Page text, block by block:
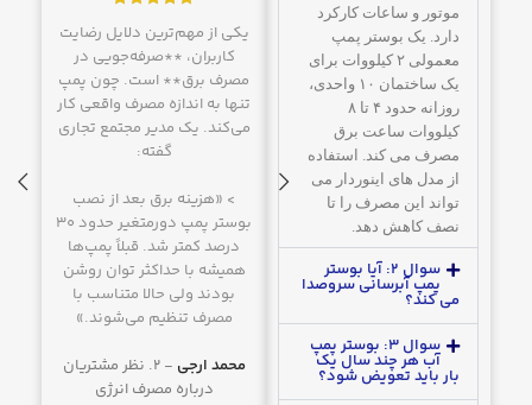
موتور و ساعات کارکرد
دارد. یک بوستر پمپ
معمولی ۲ کیلووات برای
یک ساختمان ۱۰ واحدی،
روزانه حدود ۴ تا ۸
کیلووات ساعت برق
مصرف می کند. استفاده
از مدل های اینوردار می
تواند این مصرف را تا
نصف کاهش دهد.
سوال ۲: آیا بوستر
پمپ آبرسانی سروصدا
می کند؟
سوال ۳: بوستر پمپ
آب هر چند سال یک
بار باید تعویض شود؟
بسیاری از ساکنین آپارتمان‌ها و
برج‌های مسکونی گفته‌اند که
پس از نصب بوستر پمپ
دورمتغیر، افت فشار آب در
طبقات بالایی برطرف شده
همه واحدها فشار یکسانی
دریافت می‌کنند. یکی از
مشتریان اشاره کرده:
«قبلاً در ساعات اوج
مصرف مثل صبح‌ها یا
شب‌ها طبقه پنجم
همیشه مشکل کمبود
فشار داشت، اما بعد از
نصب بوستر پمپ
یکی از مهم‌ترین دلایل رضایت
کاربران، **صرفه‌جویی در
مصرف برق** است. چون پمپ
تنها به اندازه مصرف واقعی کار
می‌کند. یک مدیر مجتمع تجاری
گفته:
> «هزینه برق بعد از نصب
بوستر پمپ دورمتغیر حدود ۳۰
درصد کمتر شد. قبلاً پمپ‌ها
همیشه با حداکثر توان روشن
بودند ولی حالا متناسب با
مصرف تنظیم می‌شوند.»
محمد ارجی
2. نظر مشتریان
درباره مصرف انرژی